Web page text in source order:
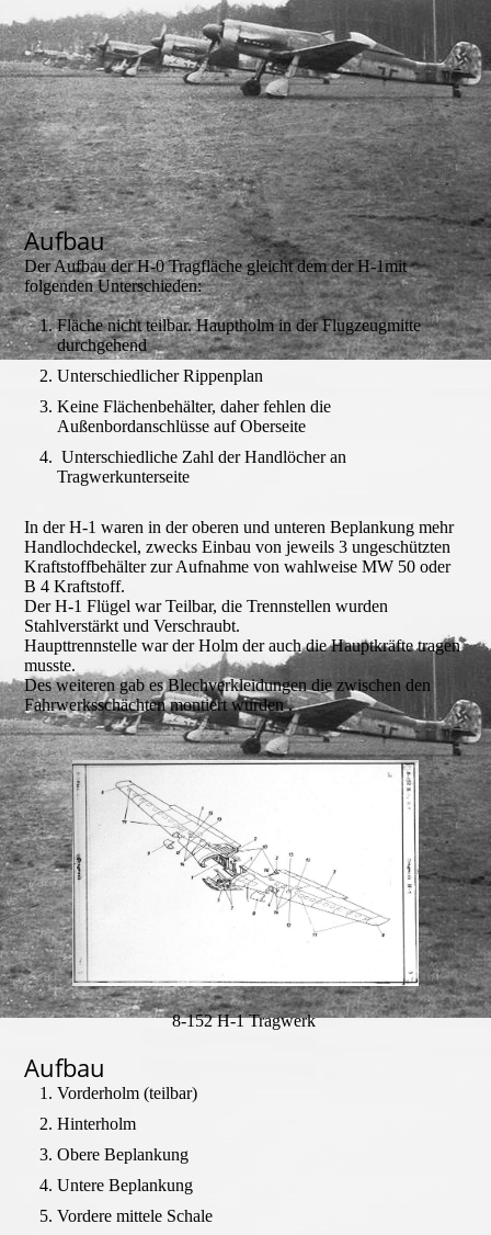
H-0 Pratze
Aufbau
Der Aufbau der H-0 Tragfläche gleicht dem der H-1mit
folgenden Unterschieden:
Fläche nicht teilbar. Hauptholm in der Flugzeugmitte
durchgehend
Unterschiedlicher Rippenplan
Keine Flächenbehälter, daher fehlen die
Außenbordanschlüsse auf Oberseite
Unterschiedliche Zahl der Handlöcher an
Tragwerkunterseite
In der H-1 waren in der oberen und unteren Beplankung mehr
Handlochdeckel, zwecks Einbau von jeweils 3 ungeschützten
Kraftstoffbehälter zur Aufnahme von wahlweise MW 50 oder
B 4 Kraftstoff.
Der H-1 Flügel war Teilbar, die Trennstellen wurden
Stahlverstärkt und Verschraubt.
Haupttrennstelle war der Holm der auch die Hauptkräfte tragen
musste.
Des weiteren gab es Blechverkleidungen die zwischen den
Fahrwerksschächten montiert wurden .
8-152 H-1 Tragwerk
Aufbau
Vorderholm (teilbar)
Hinterholm
Obere Beplankung
Untere Beplankung
Vordere mittele Schale